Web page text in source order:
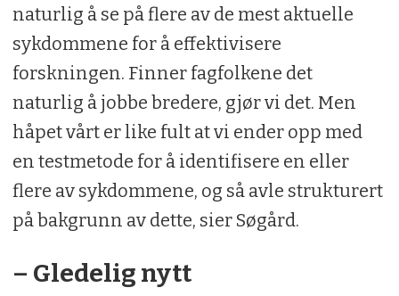
naturlig å se på flere av de mest aktuelle
sykdommene for å effektivisere
forskningen. Finner fagfolkene det
naturlig å jobbe bredere, gjør vi det. Men
håpet vårt er like fult at vi ender opp med
en testmetode for å identifisere en eller
flere av sykdommene, og så avle strukturert
på bakgrunn av dette, sier Søgård.
– Gledelig nytt